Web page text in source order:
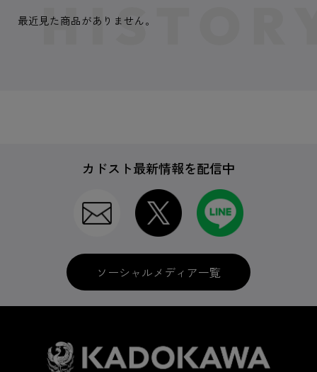
最近見た商品がありません。
カドスト最新情報を配信中
ソーシャルメディア一覧